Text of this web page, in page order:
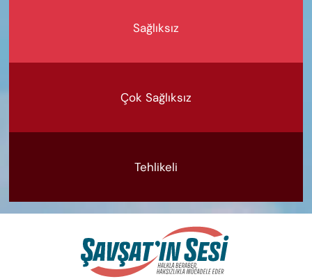
Sağlıksız
Çok Sağlıksız
Tehlikeli